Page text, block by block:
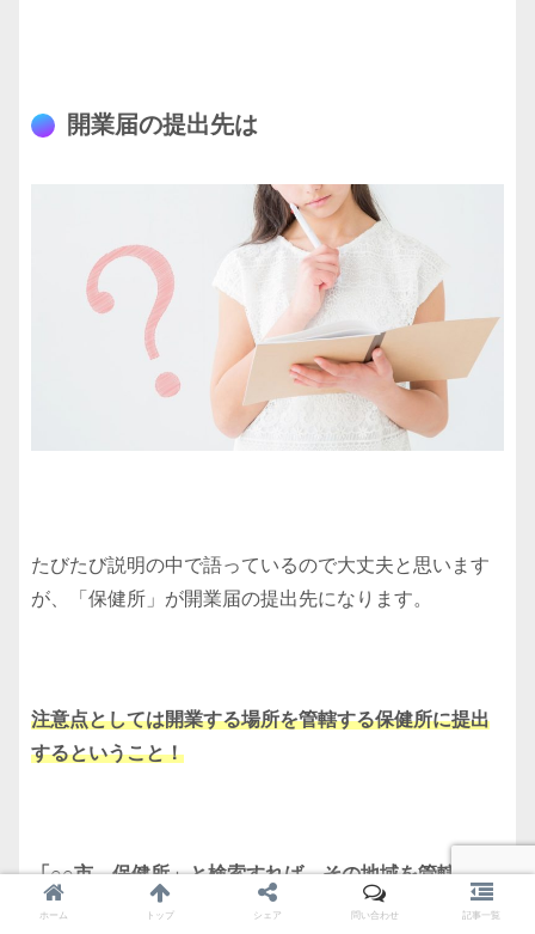
開業届の提出先は
たびたび説明の中で語っているので大丈夫と思います
が、「保健所」が開業届の提出先になります。
注意点としては開業する場所を管轄する保健所に提出
するということ！
「○○市 保健所」と検索すれば、その地域を管轄する
保健所がでてきます。
ホーム トップ シェア 問い合わせ 記事一覧